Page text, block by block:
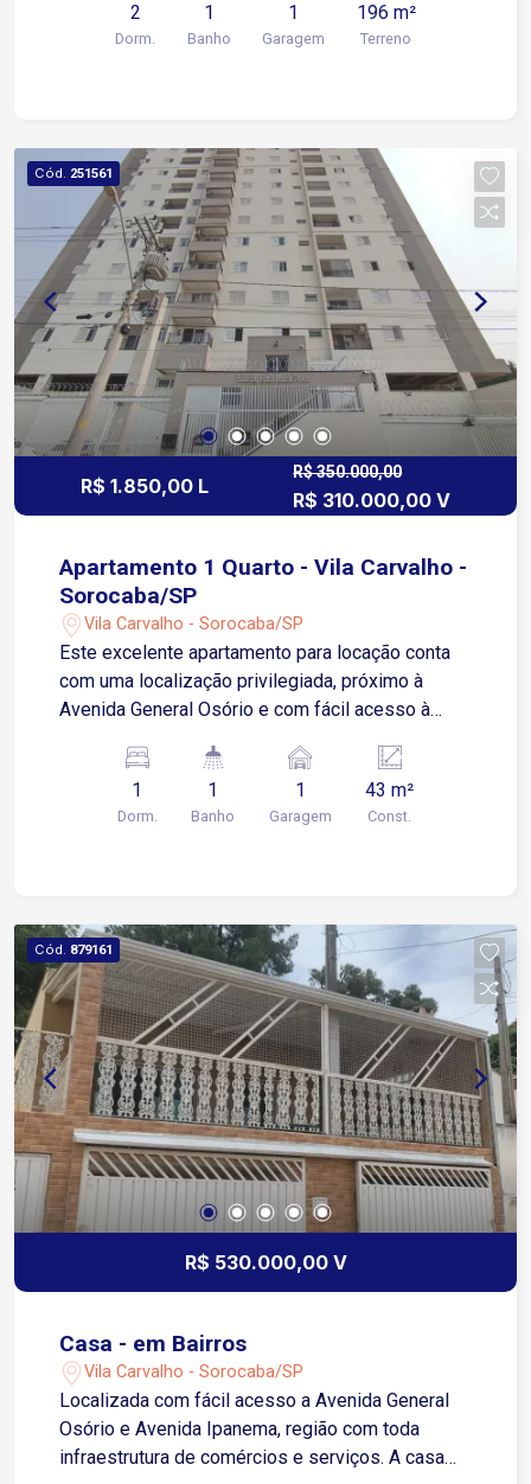
2
Dorm.
1
Banho
1
Garagem
196 m²
Terreno
Cód. 251561
R$ 1.850,00 L
R$ 350.000,00
R$ 310.000,00 V
Apartamento 1 Quarto - Vila Carvalho -
Sorocaba/SP
Vila Carvalho - Sorocaba/SP
Este excelente apartamento para locação conta
com uma localização privilegiada, próximo à
Avenida General Osório e com fácil acesso à
mobilidade para diversos pontos da cidade. O
imóvel dispõe de uma sala ampla e bem
iluminada, cozinha equipada com armários
proporcionando modernidade e praticidade. O
apartamento também oferece 1 vaga de garagem
coberta, garantindo segurança para seu veículo.
Para sua tranquilidade, o condomínio possui
portaria 24 horas, proporcionando mais
segurança e comodidade.
1
Dorm.
1
Banho
1
Garagem
43 m²
Const.
Cód. 879161
R$ 530.000,00 V
Casa - em Bairros
Vila Carvalho - Sorocaba/SP
Localizada com fácil acesso a Avenida General
Osório e Avenida Ipanema, região com toda
infraestrutura de comércios e serviços. A casa